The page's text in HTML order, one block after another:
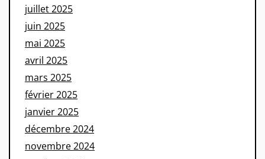
juillet 2025
juin 2025
mai 2025
avril 2025
mars 2025
février 2025
janvier 2025
décembre 2024
novembre 2024